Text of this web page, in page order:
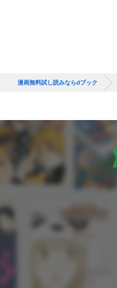
漫画無料試し読みならdブック